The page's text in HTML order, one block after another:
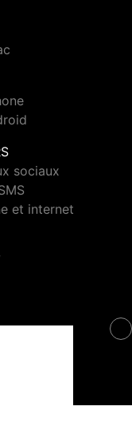
sociaux
et internet